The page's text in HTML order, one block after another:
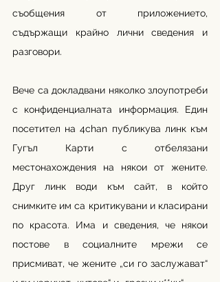
съобщения от приложението,
съдържащи крайно лични сведения и
разговори.
Вече са докладвани няколко злоупотреби
с конфиденциалната информация. Един
посетител на 4chan публикува линк към
Гугъл Карти с отбелязани
местонахождения на някои от жените.
Друг линк води към сайт, в който
снимките им са критикувани и класирани
по красота. Има и сведения, че някои
постове в социалните мрежи се
присмиват, че жените „си го заслужават“